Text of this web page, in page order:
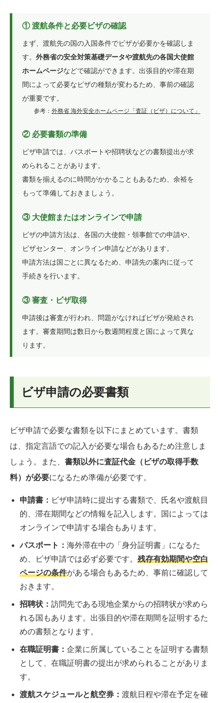
① 渡航条件と必要ビザの確認
まず、渡航先の国の入国条件でビザが必要かを確認しま
す。 外務省の安全対策基礎データや渡航先の各国大使館
ホームページなどで確認ができます。出張目的や滞在期
間によって必要なビザの種類が変わるため、事前の確認
が重要です。
参考： 外務省 海外安全ホームページ「査証（ビザ）について」
② 必要書類の準備
ビザ申請では、パスポートや招聘状などの書類提出が求
められることがあります。
書類を揃えるのに時間がかかることもあるため、余裕を
もって準備しておきましょう。
③ 大使館またはオンラインで申請
ビザの申請方法は、各国の大使館・領事館での申請や、
ビザセンター、オンライン申請などがあります。
申請方法は国ごとに異なるため、申請先の案内に従って
手続きを行います。
③ 審査・ビザ取得
申請後は審査が行われ、問題がなければビザが発給され
ます。審査期間は数日から数週間程度と国によって異な
ります。
ビザ申請の必要書類
ビザ申請で必要な書類を以下にまとめています。書類
は、指定言語での記入が必要な場合もあるため注意しま
しょう。また、 書類以外に査証代金（ビザの取得手数
料）が必要になるため準備が必要です。
申請書： ビザ申請時に提出する書類で、氏名や渡航目
的、滞在期間などの情報を記入します。国によっては
オンラインで申請する場合もあります。
パスポート： 海外滞在中の「身分証明書」になるた
め、ビザ申請では必ず必要です。 残存有効期間や空白
ページの条件がある場合もあるため、事前に確認して
おきます。
招聘状： 訪問先である現地企業からの招聘状が求めら
れる国もあります。出張目的や滞在期間を証明するた
めの書類となります。
在職証明書： 企業に所属していることを証明する書類
として、在職証明書の提出が求められることがありま
す。
渡航スケジュールと航空券： 渡航日程や滞在予定を確